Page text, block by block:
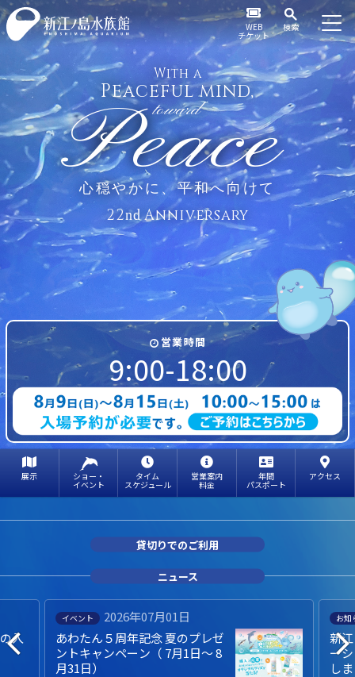
WEB
チケット
検索
With a
Peaceful mind,
toward
Peace
心穏やかに、平和へ向けて
22ndAnniversary
営業時間
9:00-18:00
展示 ショー・
イベント
タイム
スケジュール
営業案内
料金
年間
パスポート
アクセス
貸切りでのご利用
ニュース
入
イベント
2026年07月01日
あわたん５周年記念 夏のプレゼ
ントキャンペーン（ 7月1日～ 8
月31日）
お知
新
ー
し